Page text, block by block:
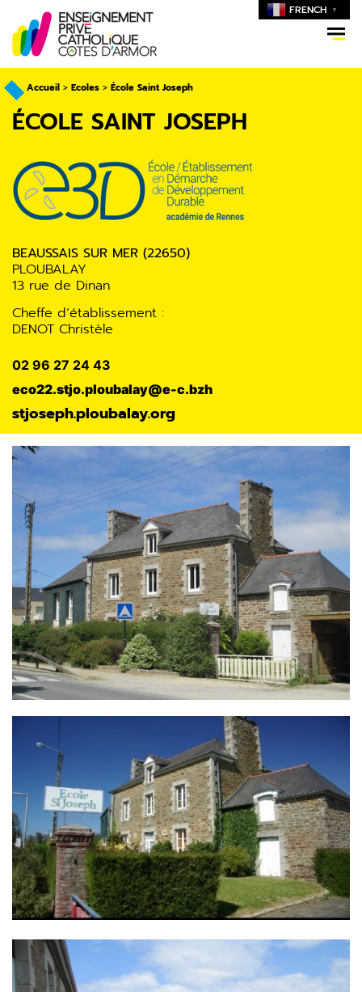
FRENCH ▼
Accueil > Ecoles > École Saint Joseph
ÉCOLE SAINT JOSEPH
BEAUSSAIS SUR MER (22650)
PLOUBALAY
13 rue de Dinan
Cheffe d’établissement :
DENOT Christèle
02 96 27 24 43
eco22.stjo.ploubalay@e-c.bzh
stjoseph.ploubalay.org